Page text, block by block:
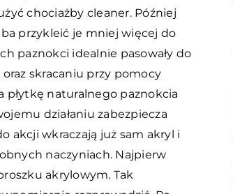
chociażby cleaner. Później
przykleić je mniej więcej do
paznokci idealnie pasowały do
skracaniu przy pomocy
płytkę naturalnego paznokcia
działaniu zabezpiecza
akcji wkraczają już sam akryl i
naczyniach. Najpierw
akrylowym. Tak